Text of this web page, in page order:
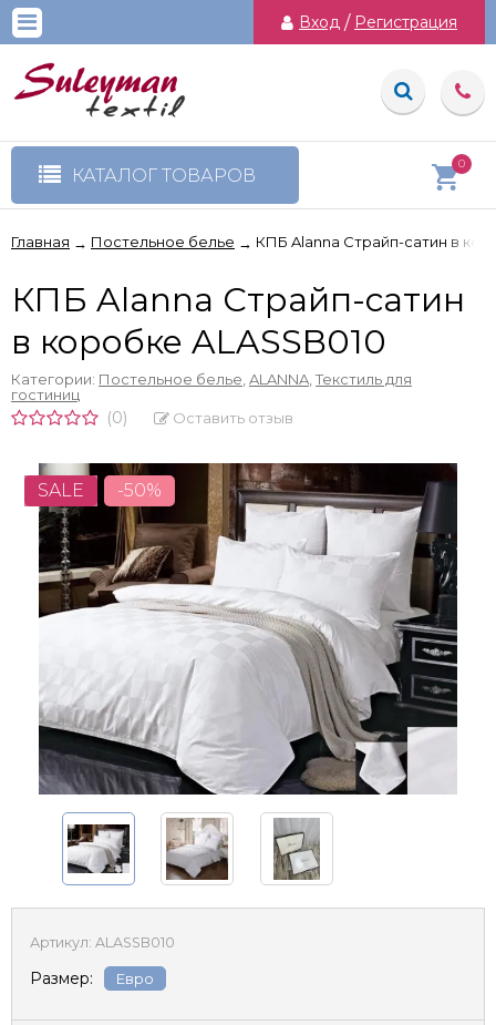
Вход / Регистрация
КАТАЛОГ ТОВАРОВ
0
Главная → Постельное белье → КПБ Alanna Страйп-сатин в
КПБ Alanna Страйп-сатин
в коробке ALASSB010
Категории: Постельное белье ALANNA Текстиль для
гостиниц
(0) Оставить отзыв
SALE -50%
Артикул: ALASSB010
Размер: Евро